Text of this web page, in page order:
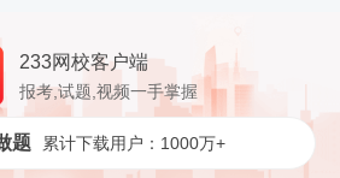
233网校客户端
报考,试题,视频一手掌握
题 累计下载用户：1000万+